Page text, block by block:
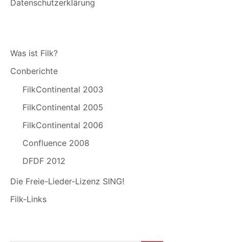
Datenschutzerklärung
Was ist Filk?
Conberichte
FilkContinental 2003
FilkContinental 2005
FilkContinental 2006
Confluence 2008
DFDF 2012
Die Freie-Lieder-Lizenz SING!
Filk-Links